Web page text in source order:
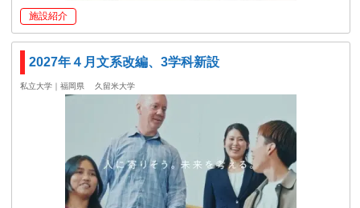
施設紹介
2027年４月文系改編、3学科新設
私立大学｜福岡県 久留米大学